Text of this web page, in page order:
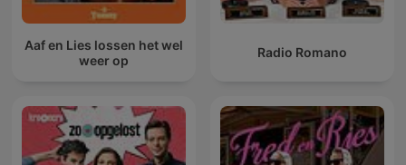
Aaf en Lies lossen het wel
weer op
Radio Romano